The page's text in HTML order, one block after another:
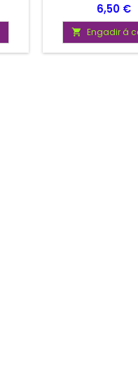
Prezo
6,50 €
 Engadir á